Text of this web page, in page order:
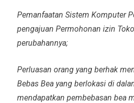
Pemanfaatan Sistem Komputer
pengajuan Permohonan izin
perubahannya;
Perluasan orang yang berhak
Bebas Bea yang berlokasi di
mendapatkan pembebasan bea